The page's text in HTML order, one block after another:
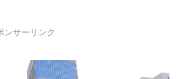
ンサーリンク